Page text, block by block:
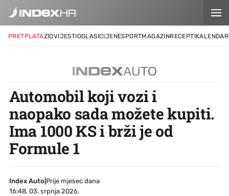
PRETPLATAZIDVIJESTIOGLASICIJENESPORTMAGAZINRECEPTIKALENDAR
Automobil koji vozi i
naopako sada možete kupiti.
Ima 1000 KS i brži je od
Formule 1
Index Auto
Prije mjesec dana
16:48, 03. srpnja 2026.